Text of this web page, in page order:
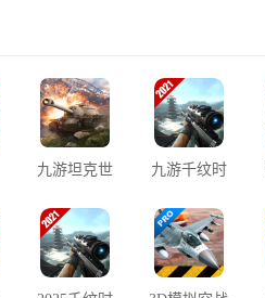
九游坦克世
戏
九游千纹时